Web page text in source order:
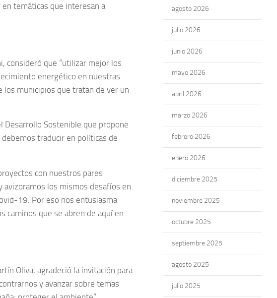
temáticas que interesan a
consideró que “utilizar mejor los
energético en nuestras
los municipios que tratan de ver un
Desarrollo Sostenible que propone
traducir en políticas de
con nuestros pares
los mismos desafíos en
19. Por eso nos entusiasma
caminos que se abren de aquí en
Oliva, agradeció la invitación para
y avanzar sobre temas
agosto 2026
julio 2026
junio 2026
mayo 2026
abril 2026
marzo 2026
febrero 2026
enero 2026
diciembre 2025
noviembre 2025
octubre 2025
septiembre 2025
agosto 2025
julio 2025